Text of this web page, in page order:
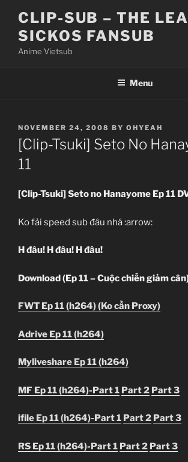
content
CLIP-SUB – THE
SICKOS FANSUB
Anime Vietsub
Menu
POSTED
ON
NOVEMBER 24, 2008 BY OHYEAH
[Clip-Tsuki] Seto No
11
[Clip-Tsuki] Seto no Hanayome Ep 11
Ko fải speed sub đâu nhá :arrow:
H đâu! H đâu! H đâu!
Download (Ep 11 – Cuộc chiến giảm
FWT Ep 11 (h264) (Ko cần Proxy)
Adrive Ep 11 (h264)
Myliveshare Ep 11 (h264)
MF Ep 11 (h264)-Part 1 Part 2 Part 3
ifile Ep 11 (h264)-Part 1 Part 2 Part 3
RS Ep 11 (h264)-Part 1 Part 2 Part 3